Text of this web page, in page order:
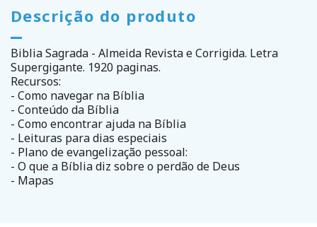
Descrição do produto
Biblia Sagrada - Almeida Revista e Corrigida. Letra
Supergigante. 1920 paginas.
Recursos:
- Como navegar na Bíblia
- Conteúdo da Bíblia
- Como encontrar ajuda na Bíblia
- Leituras para dias especiais
- Plano de evangelização pessoal:
- O que a Bíblia diz sobre o perdão de Deus
- Mapas